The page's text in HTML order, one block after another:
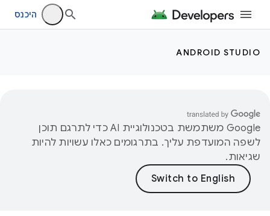
היכנס
ANDROID STUDIO
‫Google משתמשת בטכנולוגיית AI כדי לתרגם תוכן
לשפה המועדפת עליך. בתרגומים כאלו עשויות להיות
שגיאות.